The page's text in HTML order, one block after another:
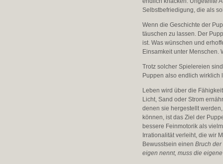
Selbstbefriedigung, die als
Wenn die Geschichte der
täuschen zu lassen. Der
ist. Was wünschen und
Einsamkeit unter Menschen.
Trotz solcher Spielereien
Puppen also endlich wirklich
Leben wird über die
Licht, Sand oder Strom
denen sie hergestellt
können, ist das Ziel der
bessere Feinmotorik als
Irrationalität verleiht, die wir
Bewusstsein einenBruch
eigen nennt, muss die